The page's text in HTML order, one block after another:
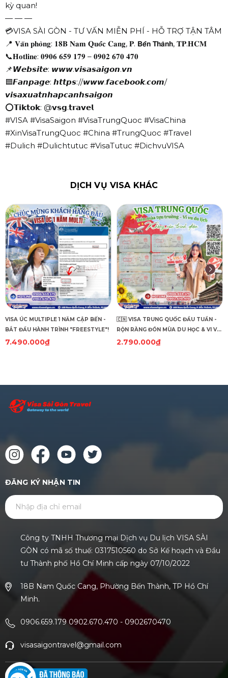
kỳ quan!
— — —
💳VISA SÀI GÒN - TƯ VẤN MIỄN PHÍ - HỖ TRỢ TẬN TÂM
📍 𝐕𝐚̆𝐧 𝐩𝐡𝐨̀𝐧𝐠: 𝟏𝟖𝐁 𝐍𝐚𝐦 𝐐𝐮𝐨̂́𝐜 𝐂𝐚𝐧𝐠, 𝐏. 𝗕𝗲̂́𝗻 𝗧𝗵𝗮̀𝗻𝗵, 𝐓𝐏.𝐇𝐂𝐌
📞𝐇𝐨𝐭𝐥𝐢𝐧𝐞: 𝟎𝟗𝟎𝟔 𝟔𝟓𝟗 𝟏𝟕𝟗 – 𝟎𝟗𝟎𝟐 𝟔𝟕𝟎 𝟒𝟕𝟎
📌𝙒𝙚𝙗𝙨𝙞𝙩𝙚: 𝙬𝙬𝙬.𝙫𝙞𝙨𝙖𝙨𝙖𝙞𝙜𝙤𝙣.𝙫𝙣
🟦𝙁𝙖𝙣𝙥𝙖𝙜𝙚: 𝙝𝙩𝙩𝙥𝙨://𝙬𝙬𝙬.𝙛𝙖𝙘𝙚𝙗𝙤𝙤𝙠.𝙘𝙤𝙢/
𝙫𝙞𝙨𝙖𝙭𝙪𝙖𝙩𝙣𝙝𝙖𝙥𝙘𝙖𝙣𝙝𝙨𝙖𝙞𝙜𝙤𝙣
⭕𝗧𝗶𝗸𝘁𝗼𝗸: @𝘃𝘀𝗴.𝘁𝗿𝗮𝘃𝗲𝗹
#VISA #VisaSaigon #VisaTrungQuoc #VisaChina
#XinVisaTrungQuoc #China #TrungQuoc #Travel
#Dulich #Dulichtutuc #VisaTutuc #DichvuVISA
DỊCH VỤ VISA KHÁC
VISA ÚC MULTIPLE 1 NĂM CẬP BẾN -
BẮT ĐẦU HÀNH TRÌNH "FREESTYLE"!
7.490.000₫
🇨🇳 VISA TRUNG QUỐC ĐẦU TUẦN -
RỘN RÀNG ĐÓN MÙA DU HỌC & VI VU
DU LỊCH! 🇨🇳
2.790.000₫
ĐĂNG KÝ NHẬN TIN
Công ty TNHH Thương mại Dịch vụ Du lịch VISA SÀI
GÒN có mã số thuế: 0317510560 do Sở Kế hoạch và Đầu
tư Thành phố Hồ Chí Minh cấp ngày 07/10/2022
18B Nam Quốc Cang, Phường Bến Thành, TP Hồ Chí
Minh.
0906.659.179 0902.670.470 - 0902670470
visasaigontravel@gmail.com